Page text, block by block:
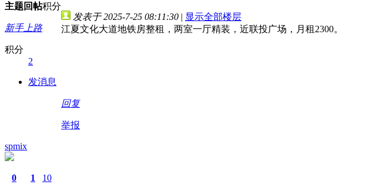
主题回帖积分
新手上路
积分
2
发消息
发表于 2025-7-25 08:11:30 | 显示全部楼层
江夏文化大道地铁房整租，两室一厅精装，近联投广场，月租2300。
回复
举报
spmix
0 1 10